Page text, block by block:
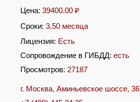
Цена: 39400.00 ₽
Сроки: 3.50 месяца
Лицензия: Есть
Сопровождение в ГИБДД: есть
Просмотров: 27187
г. Москва, Аминьевское шоссе, 36